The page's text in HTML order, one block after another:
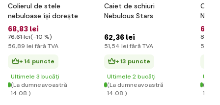
Colierul de stele
nebuloase își dorește
68,83 lei
76,61 lei(-10 %)
56,89 lei fără TVA
+ 14 puncte
Ultimele 3 bucăți
(La dumneavoastră
14.08.)
Caiet de schiuri
Nebulous Stars
62,36 lei
51,54 lei fără TVA
+ 13 puncte
Ultimele 2 bucăți
(La dumneavoastră
14.08.)
Caiet
68
86
56
(La